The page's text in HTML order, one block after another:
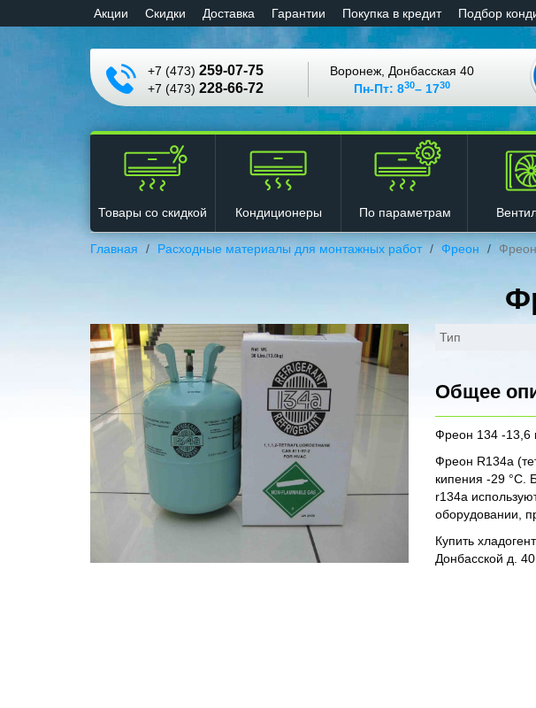
Aкции Cкидки Доставка Гарантии Покупка в кредит Подбор
+7 (473) 259-07-75
+7 (473) 228-66-72
Воронеж, Донбасская 40
Пн-Пт: 830– 1730
Товары со скидкой Кондиционеры По параметрам
Главная Расходные материалы для монтажных работ Фреон
Тип
Общее
Фреон 134 -13,6
Фреон R134a
кипения -29 °С.
r134a
оборудовании,
Купить
Донбасской д.